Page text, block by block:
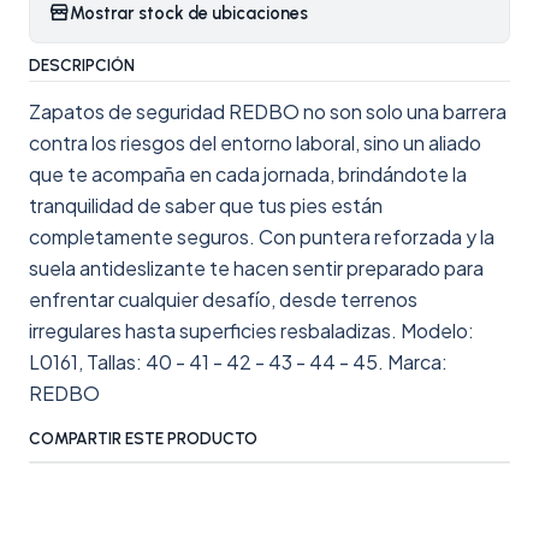
Mostrar stock de ubicaciones
DESCRIPCIÓN
Zapatos de seguridad REDBO no son solo una barrera
contra los riesgos del entorno laboral, sino un aliado
que te acompaña en cada jornada, brindándote la
tranquilidad de saber que tus pies están
completamente seguros. Con puntera reforzada y la
suela antideslizante te hacen sentir preparado para
enfrentar cualquier desafío, desde terrenos
irregulares hasta superficies resbaladizas. Modelo:
L0161, Tallas: 40 - 41 - 42 - 43 - 44 - 45. Marca:
REDBO
COMPARTIR ESTE PRODUCTO